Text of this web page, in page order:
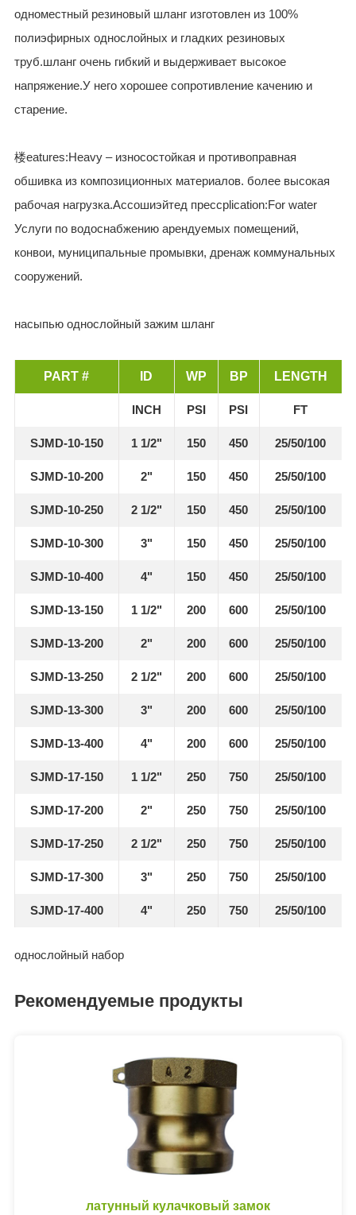
одноместный резиновый шланг изготовлен из 100%
полиэфирных однослойных и гладких резиновых
труб.шланг очень гибкий и выдерживает высокое
напряжение.У него хорошее сопротивление качению и
старение.
楼eatures:Heavy – износостойкая и противоправная
обшивка из композиционных материалов. более высокая
рабочая нагрузка.Ассошиэйтед прессplication:For water
Услуги по водоснабжению арендуемых помещений,
конвои, муниципальные промывки, дренаж коммунальных
сооружений.
насыпью однослойный зажим шланг
PART # ID WP BP LENGTH
INCH PSI PSI FT
SJMD-10-150 1 1/2" 150 450 25/50/100
SJMD-10-200 2" 150 450 25/50/100
SJMD-10-250 2 1/2" 150 450 25/50/100
SJMD-10-300 3" 150 450 25/50/100
SJMD-10-400 4" 150 450 25/50/100
SJMD-13-150 1 1/2" 200 600 25/50/100
SJMD-13-200 2" 200 600 25/50/100
SJMD-13-250 2 1/2" 200 600 25/50/100
SJMD-13-300 3" 200 600 25/50/100
SJMD-13-400 4" 200 600 25/50/100
SJMD-17-150 1 1/2" 250 750 25/50/100
SJMD-17-200 2" 250 750 25/50/100
SJMD-17-250 2 1/2" 250 750 25/50/100
SJMD-17-300 3" 250 750 25/50/100
SJMD-17-400 4" 250 750 25/50/100
однослойный набор
Рекомендуемые продукты
латунный кулачковый замок